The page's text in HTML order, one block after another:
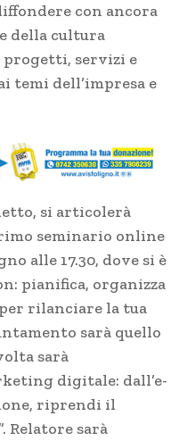
con ancora
della cultura
servizi e
dell’impresa e
si articolerà
seminario online
alle 17.30, dove si è
pianifica, organizza
rilanciare la tua
sarà quello
sarà
digitale: dall’e-
riprendi il
Relatore sarà